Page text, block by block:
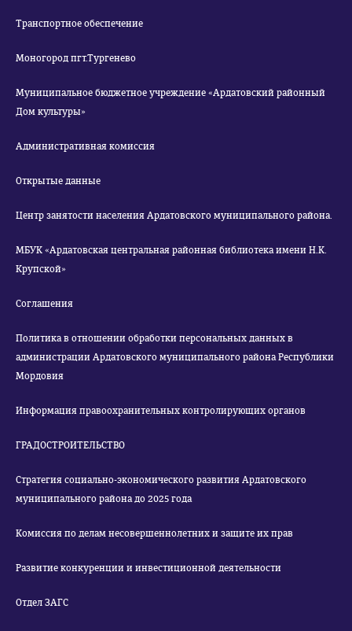
Транспортное обеспечение
Моногород пгт.Тургенево
Муниципальное бюджетное учреждение «Ардатовский районный
Дом культуры»
Административная комиссия
Открытые данные
Центр занятости населения Ардатовского муниципального района.
МБУК «Ардатовская центральная районная библиотека имени Н.К.
Крупской»
Соглашения
Политика в отношении обработки персональных данных в
администрации Ардатовского муниципального района Республики
Мордовия
Информация правоохранительных контролирующих органов
ГРАДОСТРОИТЕЛЬСТВО
Стратегия социально-экономического развития Ардатовского
муниципального района до 2025 года
Комиссия по делам несовершеннолетних и защите их прав
Развитие конкуренции и инвестиционной деятельности
Отдел ЗАГС